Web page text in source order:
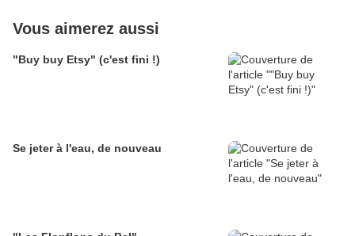
Vous aimerez aussi
"Buy buy Etsy" (c'est fini !)
Se jeter à l'eau, de nouveau